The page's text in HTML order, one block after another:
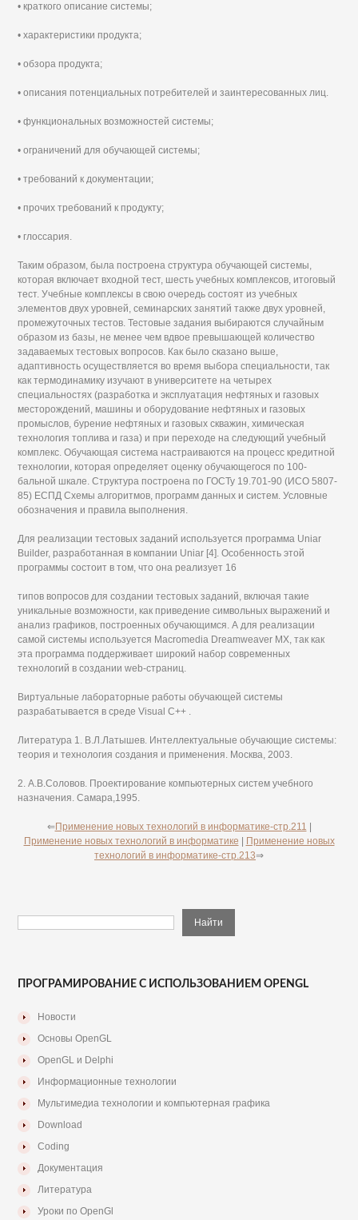
• краткого описание системы;
• характеристики продукта;
• обзора продукта;
• описания потенциальных потребителей и заинтересованных лиц.
• функциональных возможностей системы;
• ограничений для обучающей системы;
• требований к документации;
• прочих требований к продукту;
• глоссария.
Таким образом, была построена структура обучающей системы,
которая включает входной тест, шесть учебных комплексов, итоговый
тест. Учебные комплексы в свою очередь состоят из учебных
элементов двух уровней, семинарских занятий также двух уровней,
промежуточных тестов. Тестовые задания выбираются случайным
образом из базы, не менее чем вдвое превышающей количество
задаваемых тестовых вопросов. Как было сказано выше,
адаптивность осуществляется во время выбора специальности, так
как термодинамику изучают в университете на четырех
специальностях (разработка и эксплуатация нефтяных и газовых
месторождений, машины и оборудование нефтяных и газовых
промыслов, бурение нефтяных и газовых скважин, химическая
технология топлива и газа) и при переходе на следующий учебный
комплекс. Обучающая система настраиваются на процесс кредитной
технологии, которая определяет оценку обучающегося по 100-
бальной шкале. Структура построена по ГОСТу 19.701-90 (ИСО 5807-
85) ЕСПД Схемы алгоритмов, программ данных и систем. Условные
обозначения и правила выполнения.
Для реализации тестовых заданий используется программа Uniar
Builder, разработанная в компании Uniar [4]. Особенность этой
программы состоит в том, что она реализует 16
типов вопросов для создании тестовых заданий, включая такие
уникальные возможности, как приведение символьных выражений и
анализ графиков, построенных обучающимся. А для реализации
самой системы используется Macromedia Dreamweaver MX, так как
эта программа поддерживает широкий набор современных
технологий в создании web-страниц.
Виртуальные лабораторные работы обучающей системы
разрабатывается в среде Visual C++ .
Литература 1. В.Л.Латышев. Интеллектуальные обучающие системы:
теория и технология создания и применения. Москва, 2003.
2. А.В.Соловов. Проектирование компьютерных систем учебного
назначения. Самара,1995.
⇐Применение новых технологий в информатике-стр.211
Применение новых технологий в информатике
Применение новых
технологий в информатике-стр.213⇒
ПРОГРАМИРОВАНИЕ С ИСПОЛЬЗОВАНИЕМ OPENGL
Новости
Основы OpenGL
OpenGL и Delphi
Информационные технологии
Мультимедиа технологии и компьютерная графика
Download
Coding
Документация
Литература
Уроки по OpenGl